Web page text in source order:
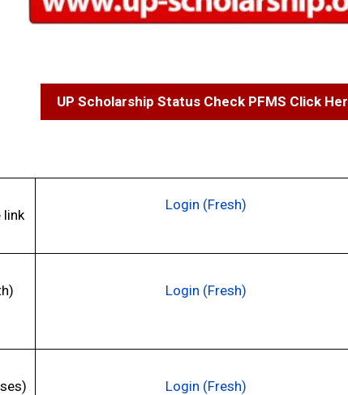
UP Scholarship Status Check PFMS Click
link
Login (Fresh)
Login (Fresh)
Login (Fresh)